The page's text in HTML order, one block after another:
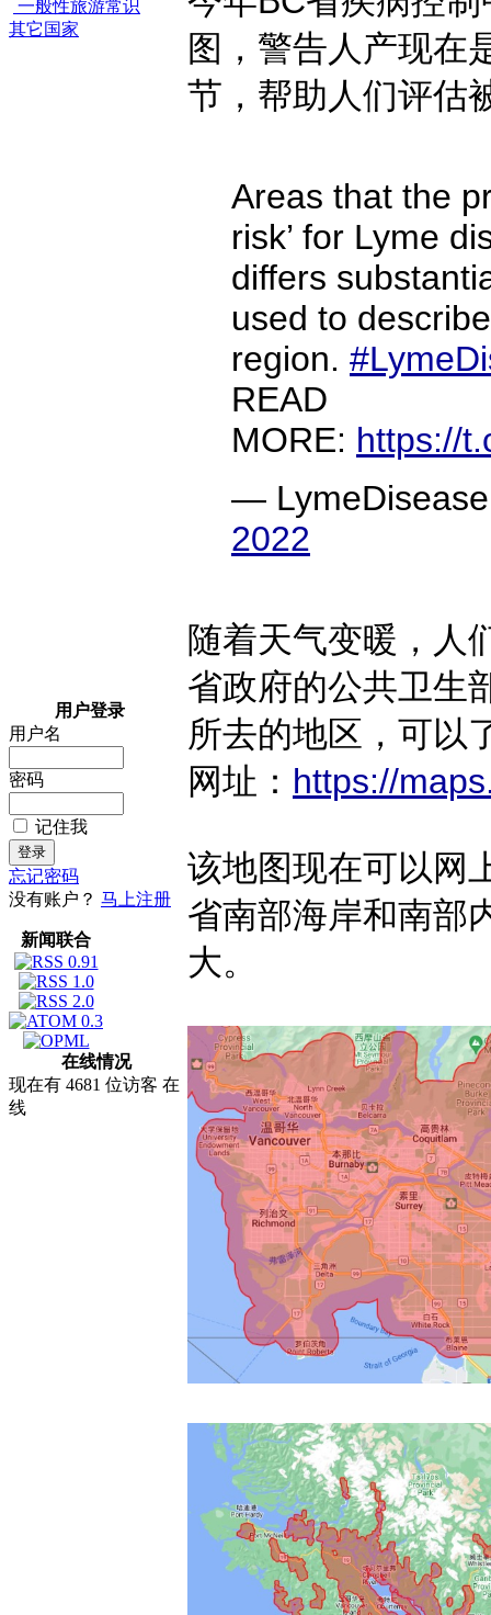
一般性旅游常识
其它国家
用户登录
用户名
密码
记住我
忘记密码
没有账户？ 马上注册
新闻联合
在线情况
现在有 4681 位访客 在
线
图，警告人产现在
节，帮助人们评估
Areas that the
risk’ for Lyme
differs
used to
region.
READ
MORE: https://
—
2022
随着天气变暖，人
省政府的公共卫生
所去的地区，可以
网址： https://
该地图现在可以网
省南部海岸和南部
大。